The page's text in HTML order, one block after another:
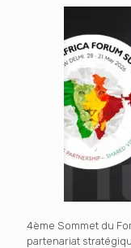
4ème Sommet du
partenariat